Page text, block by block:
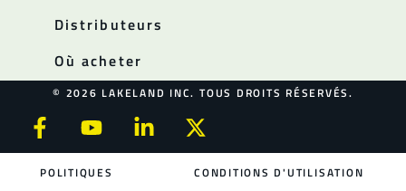
Distributeurs
Où acheter
© 2026 LAKELAND INC. TOUS DROITS RÉSERVÉS.
POLITIQUES CONDITIONS D'UTILISATION